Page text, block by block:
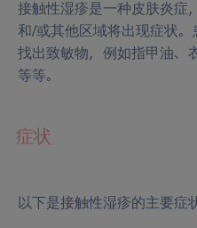
接触性湿疹是一种皮肤炎症
和/或其他区域将出现症状
找出致敏物，例如指甲油、
等等。
症状
以下是接触性湿疹的主要症